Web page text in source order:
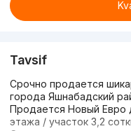
Tavsif
Срочно продается
города Яшнабадский
Продается Новый Евро
этажа / участок 3,2